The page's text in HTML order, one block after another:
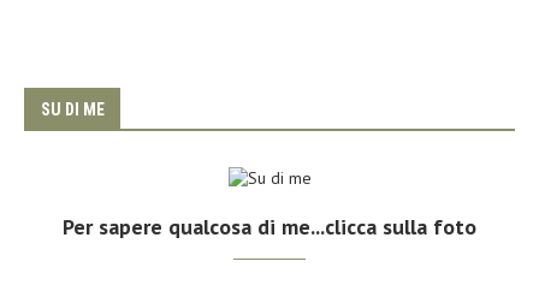
SU DI ME
Per sapere qualcosa di me...clicca sulla foto